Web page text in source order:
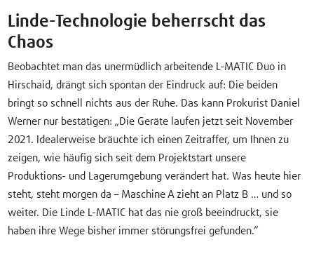
Linde-Technologie beherrscht das
Chaos
Beobachtet man das unermüdlich arbeitende L-MATIC Duo in
Hirschaid, drängt sich spontan der Eindruck auf: Die beiden
bringt so schnell nichts aus der Ruhe. Das kann Prokurist Daniel
Werner nur bestätigen: „Die Geräte laufen jetzt seit November
2021. Idealerweise bräuchte ich einen Zeitraffer, um Ihnen zu
zeigen, wie häufig sich seit dem Projektstart unsere
Produktions- und Lagerumgebung verändert hat. Was heute hier
steht, steht morgen da – Maschine A zieht an Platz B … und so
weiter. Die Linde L-MATIC hat das nie groß beeindruckt, sie
haben ihre Wege bisher immer störungsfrei gefunden.“